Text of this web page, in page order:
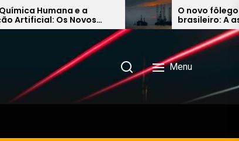
e a
Os Novos
Asiático
O novo fôlego do
brasileiro: A ascensão
Energia e a aposta
Petrobras no Nordeste
Menu